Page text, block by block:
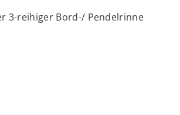
3-reihiger Bord-/ Pendelrinne